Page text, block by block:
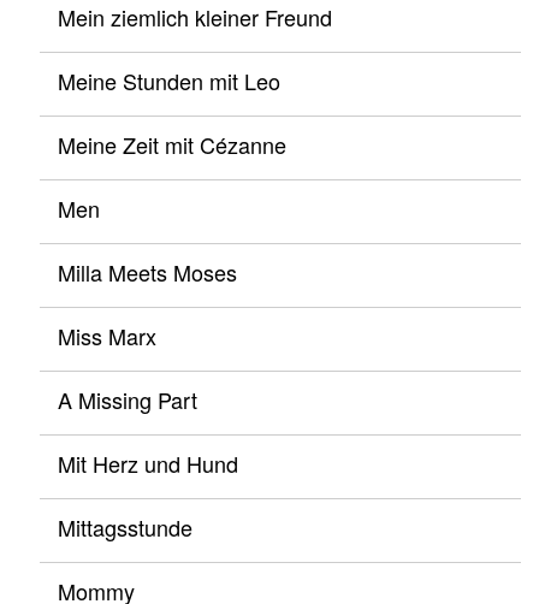
Mein ziemlich kleiner Freund
Meine Stunden mit Leo
Meine Zeit mit Cézanne
Men
Milla Meets Moses
Miss Marx
A Missing Part
Mit Herz und Hund
Mittagsstunde
Mommy